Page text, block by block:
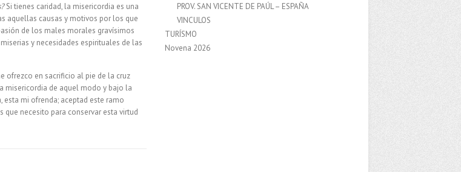
Si tienes caridad, la misericordia es una
aquellas causas y motivos por los que
de los males morales gravísimos
y necesidades espirituales de las
ofrezco en sacrificio al pie de la cruz
misericordia de aquel modo y bajo la
esta mi ofrenda; aceptad este ramo
que necesito para conservar esta virtud
PROV. SAN VICENTE DE PAÚL – ESPAÑA
VINCULOS
TURÍSMO
Novena 2026